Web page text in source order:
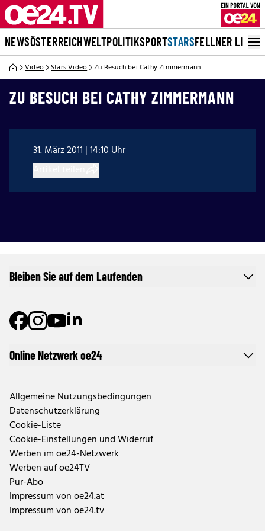
NEWSÖSTERREICHWELTPOLITIKSPORTSTARSFELLNER LIVE
Video Stars Video Zu Besuch bei Cathy Zimmermann
ZU BESUCH BEI CATHY ZIMMERMANN
31. März 2011 | 14:10 Uhr
Online Netzwerk oe24
Allgemeine Nutzungsbedingungen
Datenschutzerklärung
Cookie-Liste
Cookie-Einstellungen und Widerruf
Werben im oe24-Netzwerk
Werben auf oe24TV
Pur-Abo
Impressum von oe24.at
Impressum von oe24.tv
Bleiben Sie auf dem Laufenden